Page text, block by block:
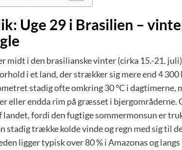
Uge 29 i Brasilien –
midt i den brasilianske vinter (cirka 15.-21.
i et land, der strækker sig mere end 4
stadig ofte omkring 30 °C i dagtimerne,
eller endda rim på græsset i bjergområderne.
landet, fordi den fugtige sommermonsun er
stadig trække kolde vinde og regn med sig til
ligger typisk over 80 % i Amazonas og